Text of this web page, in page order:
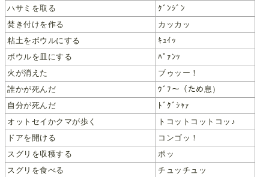
ハサミを取る
ｸﾞﾝｼﾞﾝ
焚き付けを作る
カッカッ
粘土をボウルにする
ｷｭｲｯ
ボウルを皿にする
ﾊﾟｧﾝｯ
火が消えた
ブゥッー！
誰かが死んだ
ｳﾞﾌ～（ため息）
自分が死んだ
ﾄﾞｸﾞｼｬｧ
オットセイかクマが歩く
トコットコットコッ♪
ドアを開ける
コンゴッ！
スグリを収穫する
ポッ
スグリを食べる
チュッチュッ